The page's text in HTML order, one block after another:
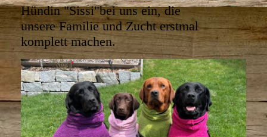
Hündin "Sissi"bei uns ein, die
unsere Familie und Zucht erstmal
komplett machen.